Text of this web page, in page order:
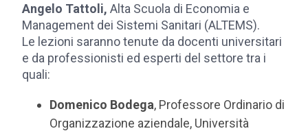
Angelo Tattoli, Alta Scuola di Economia e
Management dei Sistemi Sanitari (ALTEMS).
Le lezioni saranno tenute da docenti universitari
e da professionisti ed esperti del settore tra i
quali:
Domenico Bodega, Professore Ordinario di
Organizzazione aziendale, Università